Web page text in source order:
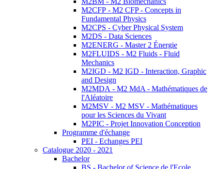
M2CFP - M2 CFP - Concepts in
Fundamental Physics
M2CPS - Cyber Physical System
M2DS - Data Sciences
M2ENERG - Master 2 Énergie
M2FLUIDS - M2 Fluids - Fluid
Mechanics
M2IGD - M2 IGD - Interaction, Graphic
and Design
M2MDA - M2 MdA - Mathématiques de
l'Aléatoire
M2MSV - M2 MSV - Mathématiques
pour les Sciences du Vivant
M2PIC - Projet Innovation Conception
Programme d'échange
PEI - Echanges PEI
Catalogue 2020 - 2021
Bachelor
BS - Bachelor of Science de l'Ecole